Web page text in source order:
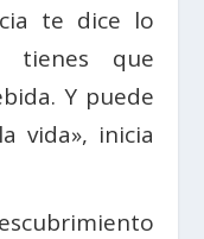
te dice lo
tienes que
Y puede
vida», inicia